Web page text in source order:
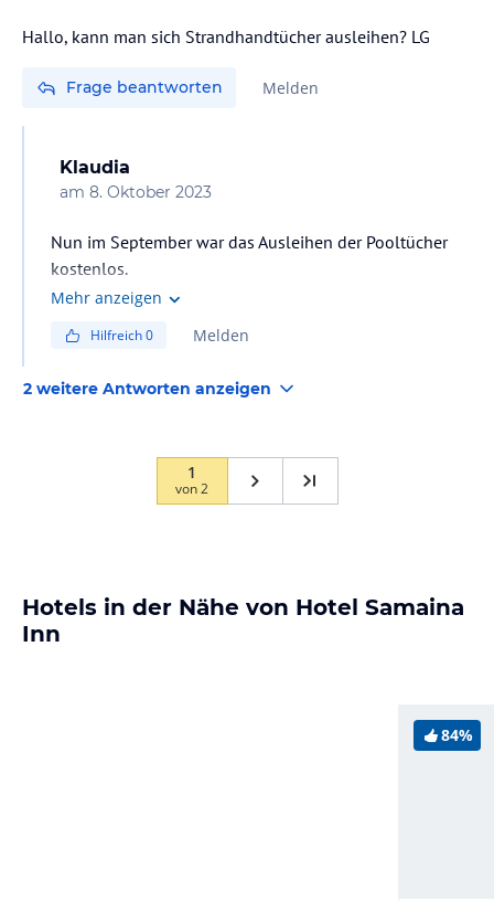
Hallo, kann man sich Strandhandtücher ausleihen? LG
Frage beantworten Melden
Klaudia
am 8. Oktober 2023
Nun im September war das Ausleihen der Pooltücher
kostenlos.
Mehr anzeigen
Hilfreich0 Melden
2 weitere Antworten anzeigen
1
von2
Hotels in der Nähe von Hotel Samaina
Inn
84%